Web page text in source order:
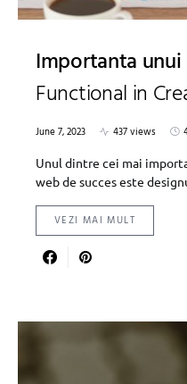
Importanta
Functional in
June 7, 2023 437 views
Unul dintre cei mai
web de succes este
VEZI MAI MULT